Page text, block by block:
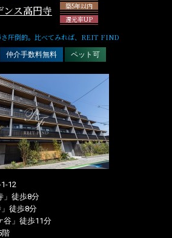
ンス高円寺
築5年以内
還元率UP
圧倒的。比べてみれば、REIT FIND
仲介手数料無料 ペット可
12
」徒歩8分
徒歩8分
谷」徒歩11分
階